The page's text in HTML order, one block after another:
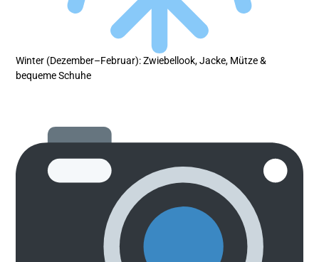
Winter (Dezember–Februar): Zwiebellook, Jacke, Mütze &
bequeme Schuhe